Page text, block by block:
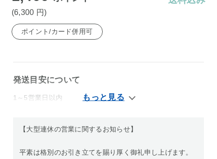
(6,300 円)
ポイント/カード併用可
発送目安について
1～5営業日以内
【大型連休の営業に関するお知らせ】
平素は格別のお引き立てを賜り厚く御礼申し上げます。